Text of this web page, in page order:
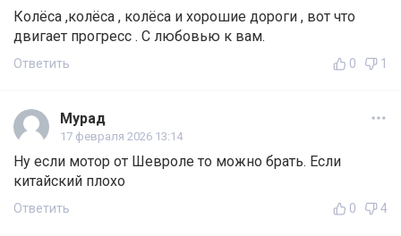
Колёса ,колёса , колёса и хорошие дороги , вот что
двигает прогресс . С любовью к вам.
Ответить 0 1
Мурад
17 февраля 2026 13:14
Ну если мотор от Шевроле то можно брать. Если
китайский плохо
Ответить 0 4